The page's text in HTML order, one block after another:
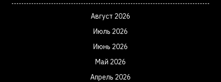
Август 2026
Июль 2026
Июнь 2026
Май 2026
Апрель 2026